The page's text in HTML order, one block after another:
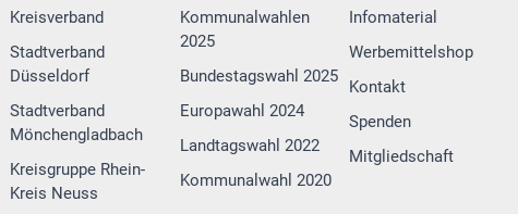
Kreisverband
Stadtverband
Düsseldorf
Stadtverband
Mönchengladbach
Kreisgruppe Rhein-
Kreis Neuss
Kommunalwahlen
2025
Bundestagswahl 2025
Europawahl 2024
Landtagswahl 2022
Kommunalwahl 2020
Infomaterial
Werbemittelshop
Kontakt
Spenden
Mitgliedschaft